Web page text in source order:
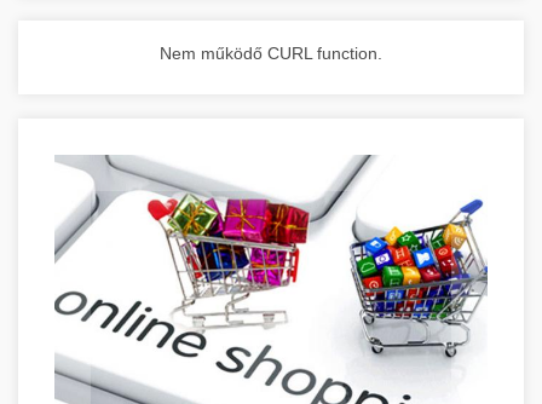
Nem működő CURL function.